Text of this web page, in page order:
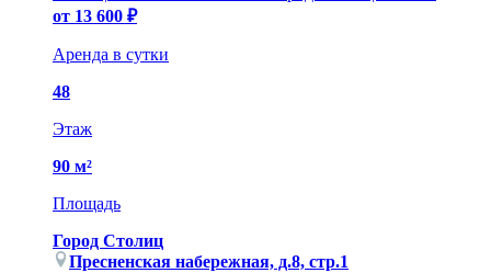
от 13 600 ₽
Аренда в сутки
48
Этаж
90 м²
Площадь
Город Столиц
Пресненская набережная, д.8, cтр.1